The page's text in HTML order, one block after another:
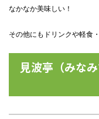
なかなか美味しい！
その他にもドリンクや軽食
見波亭（みな